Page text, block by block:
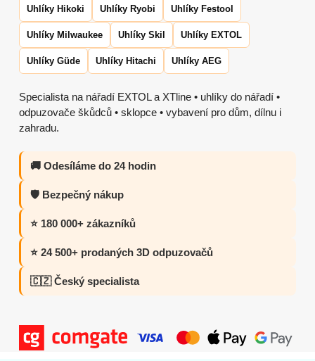
Uhlíky Hikoki Uhlíky Ryobi Uhlíky Festool
Uhlíky Milwaukee Uhlíky Skil Uhlíky EXTOL
Uhlíky Güde Uhlíky Hitachi Uhlíky AEG
Specialista na nářadí EXTOL a XTline • uhlíky do nářadí •
odpuzovače škůdců • sklopce • vybavení pro dům, dílnu i
zahradu.
🚚 Odesíláme do 24 hodin
🛡️ Bezpečný nákup
⭐ 180 000+ zákazníků
⭐ 24 500+ prodaných 3D odpuzovačů
🇨🇿 Český specialista